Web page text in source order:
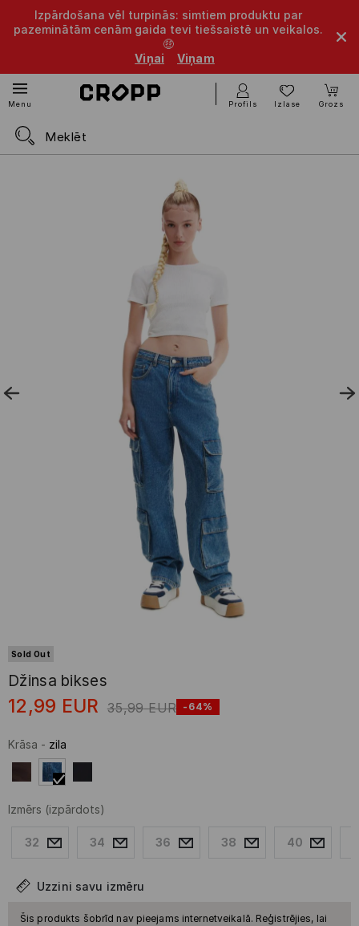
Izpārdošana vēl turpinās: simtiem produktu par
pazeminātām cenām gaida tevi tiešsaistē un veikalos.
🤑
Viņai
Viņam
Menu Profils Izlase Grozs
Sold Out
Džinsa bikses
12,99 EUR 35,99 EUR -64%
Krāsa - zila
Izmērs (izpārdots)
32 34 36 38 40
Uzzini savu izmēru
Šis produkts šobrīd nav pieejams internetveikalā. Reģistrējies, lai